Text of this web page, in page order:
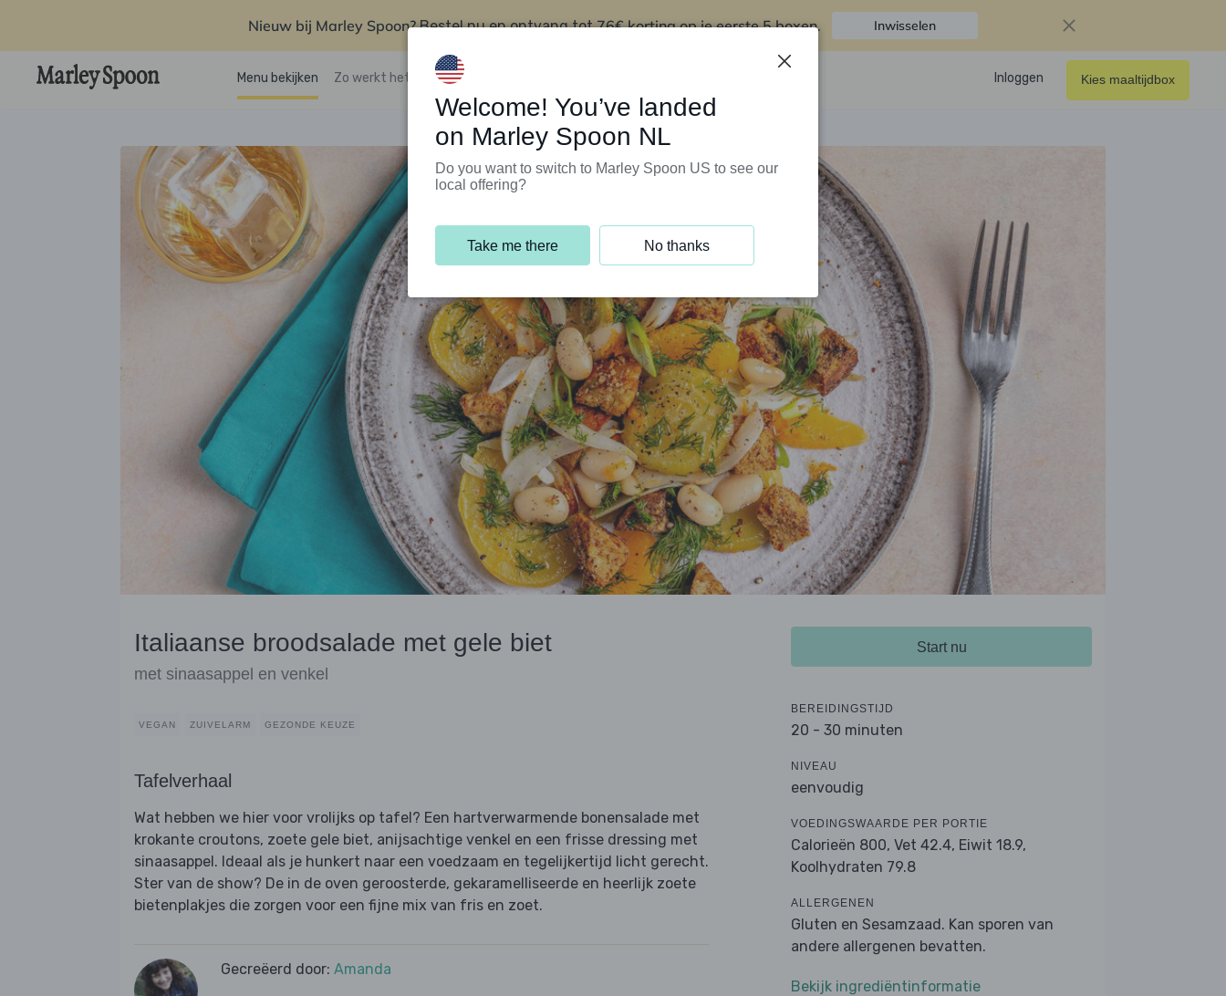
Nieuw bij Marley Spoon?Bestel nu en ontvang tot76€ korting op je eerste 5 boxen. Inwisselen
Menu bekijken Zo werkt het Klantenservice Inloggen Kies maaltijdbox
Italiaanse broodsalade met gele biet
met sinaasappel en venkel
VEGAN ZUIVELARM GEZONDE KEUZE
Tafelverhaal
Wat hebben we hier voor vrolijks op tafel? Een hartverwarmende bonensalade met
krokante croutons, zoete gele biet, anijsachtige venkel en een frisse dressing met
sinaasappel. Ideaal als je hunkert naar een voedzaam en tegelijkertijd licht gerecht.
Ster van de show? De in de oven geroosterde, gekaramelliseerde en heerlijk zoete
bietenplakjes die zorgen voor een fijne mix van fris en zoet.
Gecreëerd door: Amanda
Start nu
BEREIDINGSTIJD
20 - 30 minuten
NIVEAU
eenvoudig
VOEDINGSWAARDE PER PORTIE
Calorieën 800, Vet 42.4, Eiwit 18.9,
Koolhydraten 79.8
ALLERGENEN
Gluten en Sesamzaad. Kan sporen van
andere allergenen bevatten.
Bekijk ingrediëntinformatie
Welcome! You’ve landed
on Marley Spoon NL
Do you want to switch to Marley Spoon US to see our
local offering?
Take me there No thanks